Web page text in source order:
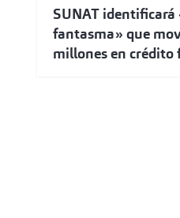
SUNAT identificará
fantasma» que
millones en crédito